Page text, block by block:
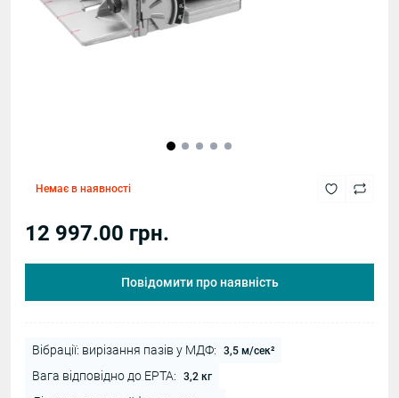
Немає в наявності
12 997.00 грн.
Повідомити про наявність
Вібрації: вирізання пазів у МДФ: 3,5 м/сек²
Вага відповідно до EPTA: 3,2 кг